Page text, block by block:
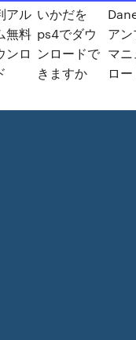
アル
無料
ンロ
いかだを
ps4でダウ
ンロードで
きますか
ア
マ
ロー